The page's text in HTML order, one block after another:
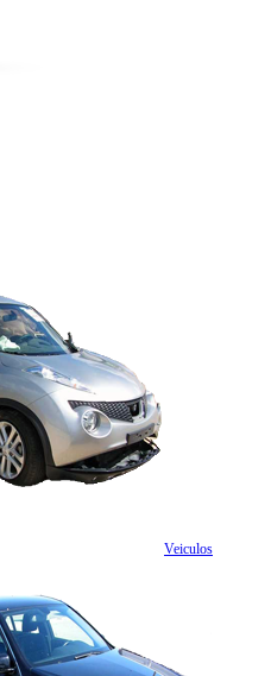
Veiculos